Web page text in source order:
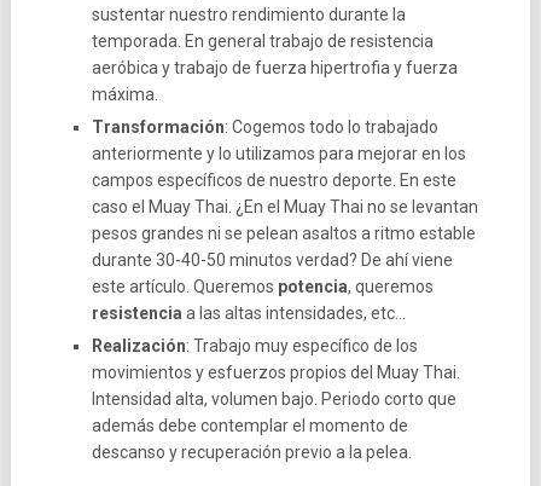
sustentar nuestro rendimiento durante la
temporada. En general trabajo de resistencia
aeróbica y trabajo de fuerza hipertrofia y fuerza
máxima.
Transformación: Cogemos todo lo trabajado
anteriormente y lo utilizamos para mejorar en los
campos específicos de nuestro deporte. En este
caso el Muay Thai. ¿En el Muay Thai no se levantan
pesos grandes ni se pelean asaltos a ritmo estable
durante 30-40-50 minutos verdad? De ahí viene
este artículo. Queremos potencia, queremos
resistencia a las altas intensidades, etc…
Realización: Trabajo muy específico de los
movimientos y esfuerzos propios del Muay Thai.
Intensidad alta, volumen bajo. Periodo corto que
además debe contemplar el momento de
descanso y recuperación previo a la pelea.